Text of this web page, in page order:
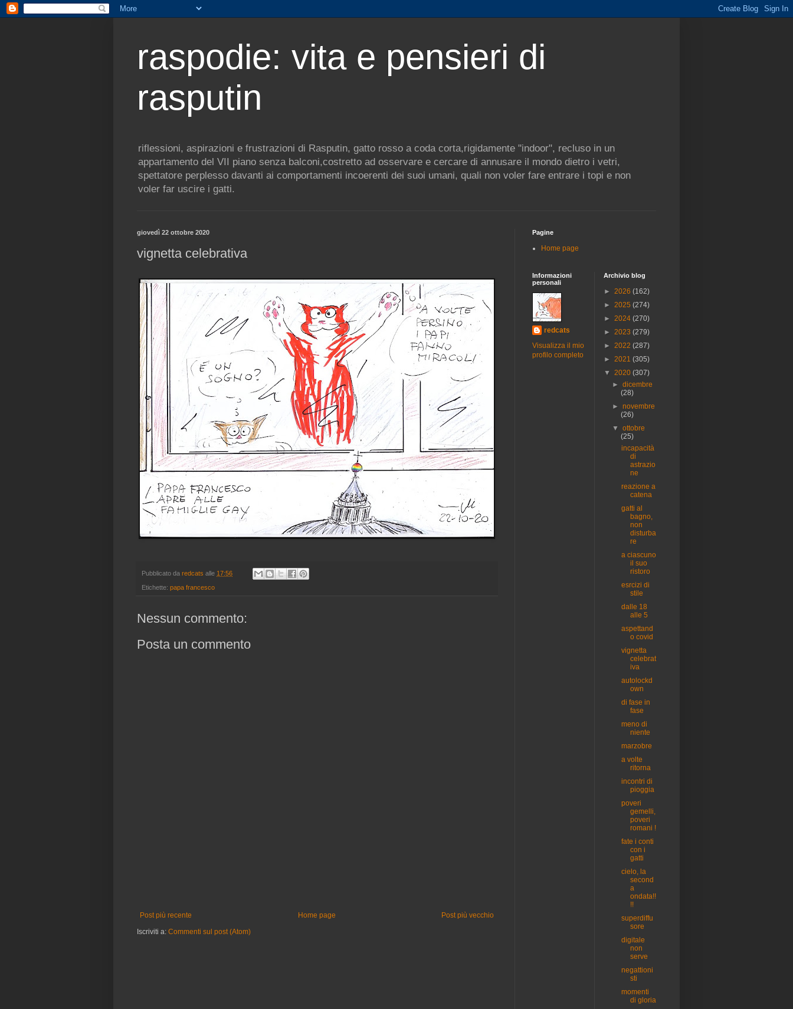
raspodie: vita e pensieri di
rasputin
riflessioni, aspirazioni e frustrazioni di Rasputin, gatto rosso a coda corta,rigidamente "indoor", recluso in un
appartamento del VII piano senza balconi,costretto ad osservare e cercare di annusare il mondo dietro i vetri,
spettatore perplesso davanti ai comportamenti incoerenti dei suoi umani, quali non voler fare entrare i topi e non
voler far uscire i gatti.
giovedì 22 ottobre 2020
vignetta celebrativa
Pubblicato da redcats alle 17:56
Etichette: papa francesco
Nessun commento:
Posta un commento
Post più recente Post più vecchio
Home page
Iscriviti a: Commenti sul post (Atom)
Pagine
Home page
Informazioni
personali
redcats
Visualizza il mio
profilo completo
Archivio blog
► 2026 (162)
► 2025 (274)
► 2024 (270)
► 2023 (279)
► 2022 (287)
► 2021 (305)
▼ 2020 (307)
►dicembre
(28)
►novembre
(26)
▼ottobre
(25)
incapacità
di
astrazio
ne
reazione a
catena
gatti al
bagno,
non
disturba
re
a ciascuno
il suo
ristoro
esrcizi di
stile
dalle 18
alle 5
aspettand
o covid
vignetta
celebrat
iva
autolockd
own
di fase in
fase
meno di
niente
marzobre
a volte
ritorna
incontri di
pioggia
poveri
gemelli,
poveri
romani !
fate i conti
con i
gatti
cielo, la
second
a
ondata!!
!!
superdiffu
sore
digitale
non
serve
negattioni
sti
momenti
di gloria